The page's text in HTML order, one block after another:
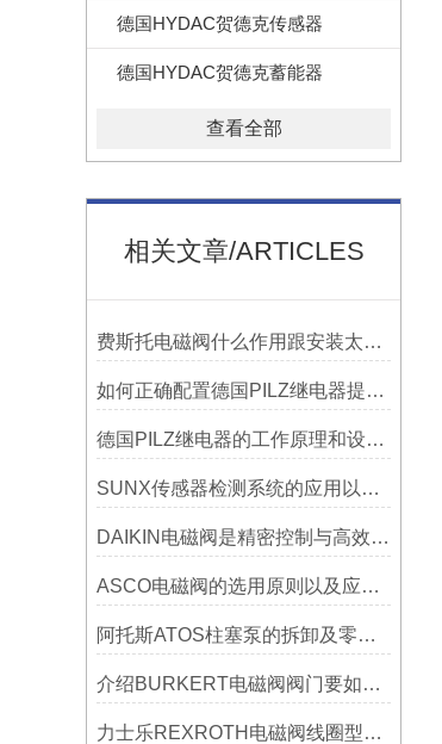
德国HYDAC贺德克传感器
德国HYDAC贺德克蓄能器
查看全部
相关文章/ARTICLES
费斯托电磁阀什么作用跟安装太阳能 有什么关系呢
如何正确配置德国PILZ继电器提高生产线安全性？
德国PILZ继电器的工作原理和设计的思路分析
SUNX传感器检测系统的应用以及测量应用？
DAIKIN电磁阀是精密控制与高效节能的融合​
ASCO电磁阀的选用原则以及应用场合有哪些
阿托斯ATOS柱塞泵的拆卸及零部件的检修
介绍BURKERT电磁阀阀门要如何安装和维护？
力士乐REXROTH电磁阀线圈型号区分指南